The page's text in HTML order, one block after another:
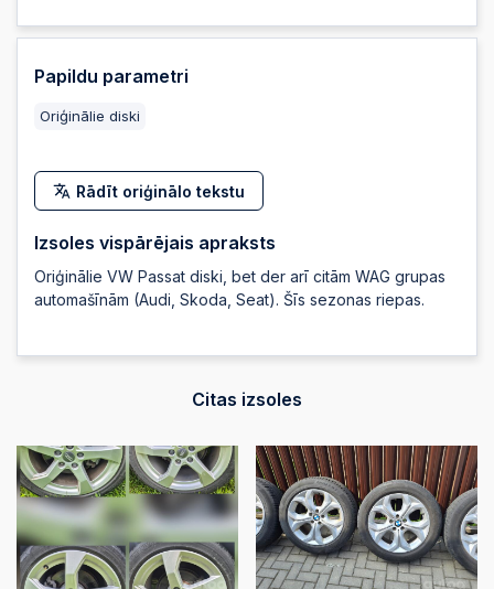
2026-05-18 20:34:14
2026-05-18 20:34:14
2026-05-10 09:32:10
Papildu parametri
Oriģinālie diski
Rādīt oriģinālo tekstu
Izsoles vispārējais apraksts
Oriģinālie VW Passat diski, bet der arī citām WAG grupas
automašīnām (Audi, Skoda, Seat). Šīs sezonas riepas.
Citas izsoles